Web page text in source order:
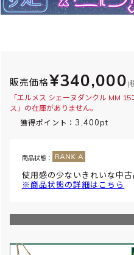
販売価格¥340,000 (
「エルメス シェーヌダンクル MM
ス」の在庫がありません。
獲得ポイント： 3,400pt
商品状態：
使用感の少ないきれいな中古
※商品状態の詳細はこちら